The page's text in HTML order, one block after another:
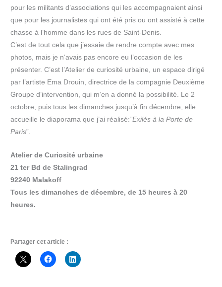
pour les militants d’associations qui les accompagnaient ainsi
que pour les journalistes qui ont été pris ou ont assisté à cette
chasse à l’homme dans les rues de Saint-Denis.
C’est de tout cela que j’essaie de rendre compte avec mes
photos, mais je n‘avais pas encore eu l’occasion de les
présenter. C’est l’Atelier de curiosité urbaine, un espace dirigé
par l’artiste Ema Drouin, directrice de la compagnie Deuxième
Groupe d’intervention, qui m’en a donné la possibilité. Le 2
octobre, puis tous les dimanches jusqu’à fin décembre, elle
accueille le diaporama que j’ai réalisé:”Exilés à la Porte de
Paris”.
Atelier de Curiosité urbaine
21 ter Bd de Stalingrad
92240 Malakoff
Tous les dimanches de décembre, de 15 heures à 20
heures.
Partager cet article :